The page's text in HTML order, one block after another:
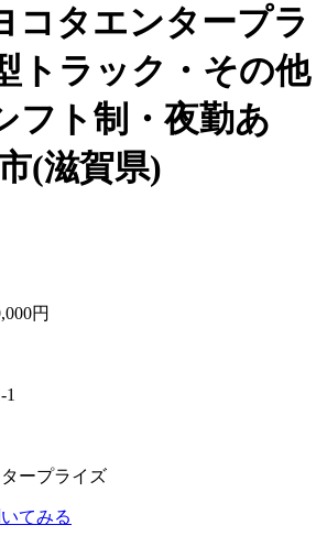
コタエンタープラ
トラック・その他
フト制・夜勤あ
(滋賀県)
円
ープライズ
てみる